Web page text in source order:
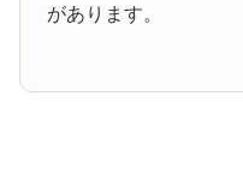
があります。